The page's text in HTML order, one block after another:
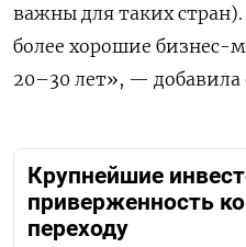
важны для таких
более хорошие бизнес-
20–30 лет», — добавила
Крупнейшие
приверженность
переходу